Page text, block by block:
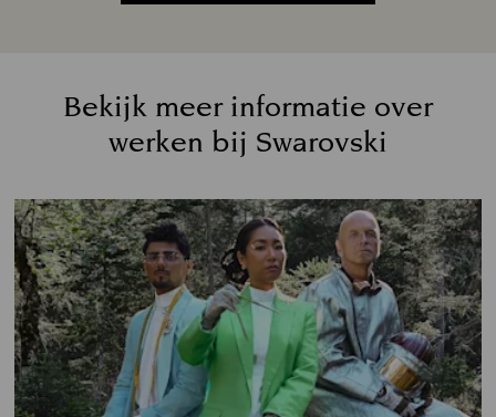
Bekijk meer informatie over
werken bij Swarovski